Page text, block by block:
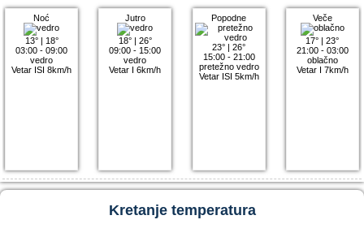
Noć
13°| 18°
03:00 - 09:00
vedro
Vetar ISI 8km/h
Jutro
18°| 26°
09:00 - 15:00
vedro
Vetar I 6km/h
Popodne
23° |26°
15:00 - 21:00
pretežno vedro
Vetar ISI 5km/h
Veče
17° |23°
21:00 - 03:00
oblačno
Vetar I 7km/h
Kretanje temperatura